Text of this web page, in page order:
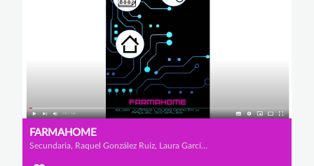
FARMAHOME
Secundaria, Raquel González Ruiz, Laura García Rodrigo y Elsa Juárez Espino